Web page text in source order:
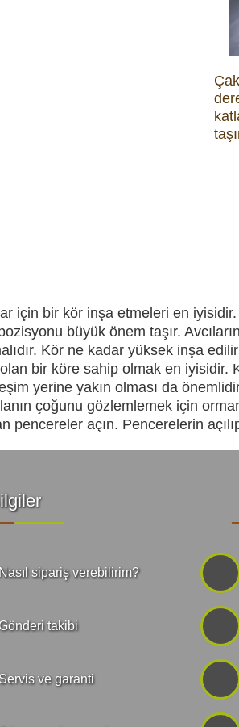
ÜRÜNLERE GÖZ
için bir kör inşa etmeleri en
büyük önem taşır.
Kör ne kadar yüksek inşa
bir köre sahip olmak en iyisidir.
yerine yakın olması da
çoğunu gözlemlemek için
pencereler açın. Pencerelerin
Nasıl sipariş verebilirim?
Gönderi takibi
Servis ve garanti